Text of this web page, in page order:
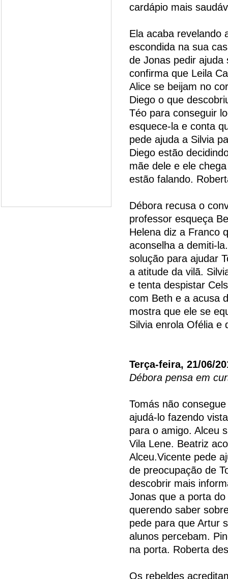
cardápio mais
Ela acaba revelando
escondida na sua
de Jonas pedir
confirma que Leila
Alice se beijam no
Diego o que
Téo para conseguir
esquece-la e conta
pede ajuda a Silvia
Diego estão
mãe dele e ele
estão falando.
Débora recusa o
professor esqueça
Helena diz a Franco
aconselha a demiti-
solução para ajudar
a atitude da vilã.
e tenta despistar
com Beth e a acusa
mostra que ele se
Silvia enrola Ofélia e
Terça-feira, 21/06/
Débora pensa em
Tomás não
ajudá-lo fazendo
para o amigo. Alceu
Vila Lene. Beatriz
Alceu.Vicente pede
de preocupação de
descobrir mais
Jonas que a porta
querendo saber
pede para que Artur
alunos percebam.
na porta. Roberta
Os rebeldes